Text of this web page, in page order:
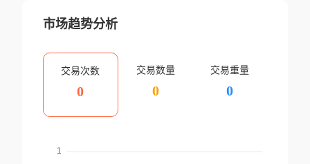
市场趋势分析
交易次数
0
交易数量
0
交易重量
0